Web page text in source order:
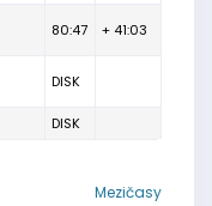
80:47 + 41:03
DISK
DISK
Mezičasy